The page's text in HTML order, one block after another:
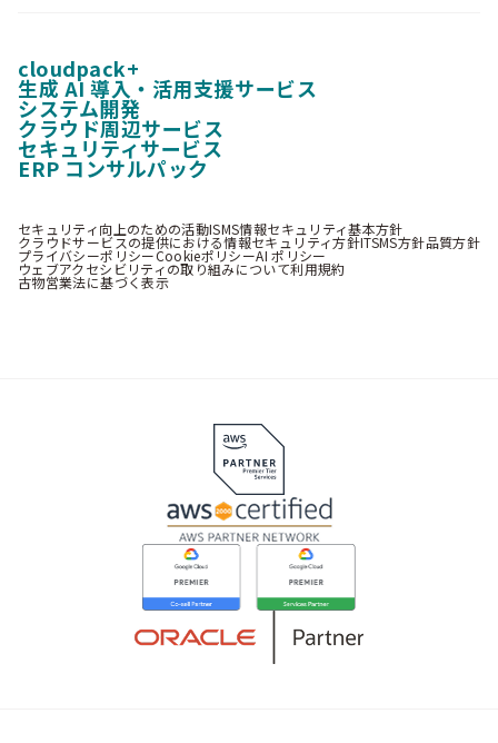
cloudpack+
生成 AI 導入・活用支援サービス
システム開発
クラウド周辺サービス
セキュリティサービス
ERP コンサルパック
セキュリティ向上のための活動ISMS情報セキュリティ基本方針
クラウドサービスの提供における情報セキュリティ方針ITSMS方針品質方針
プライバシーポリシーCookieポリシーAI ポリシー
ウェブアクセシビリティの取り組みについて利用規約
古物営業法に基づく表示